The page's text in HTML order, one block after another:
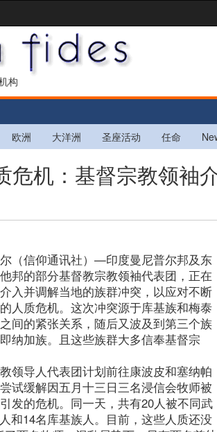
构
欧洲 大洋洲 圣座活动 任命
危机：基督宗教领袖
（信仰通讯社）—印度曼尼普尔邦及东
邦的部分基督教宗教领袖代表团，正在
入并调解当地的族群冲突，以应对不断
人质危机。这次冲突源于库基族和梅泰
间的紧张关系，随后又波及到第三个族
纳加族。且这些族群大多信奉基督宗
领导人代表团计划前往康波皮和塞纳帕
试缓解因五月十三日三名浸信会牧师被
发的危机。同一天，共有20人被不同武
和14名库基族人。目前，这些人质还没